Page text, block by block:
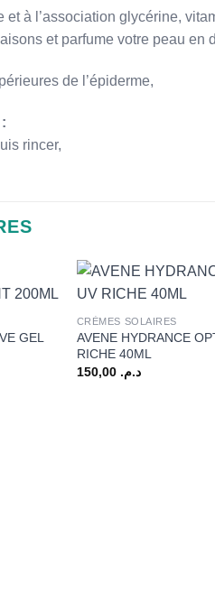
et à l’association glycérine,
et parfume votre peau en
de l’épiderme,
rincer,
GEL
+
CRÈMES SOLAIRES
AVENE HYDRANCE
RICHE 40ML
د.م. 150,00